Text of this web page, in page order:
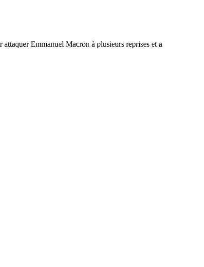
Emmanuel Macron à plusieurs reprises et a